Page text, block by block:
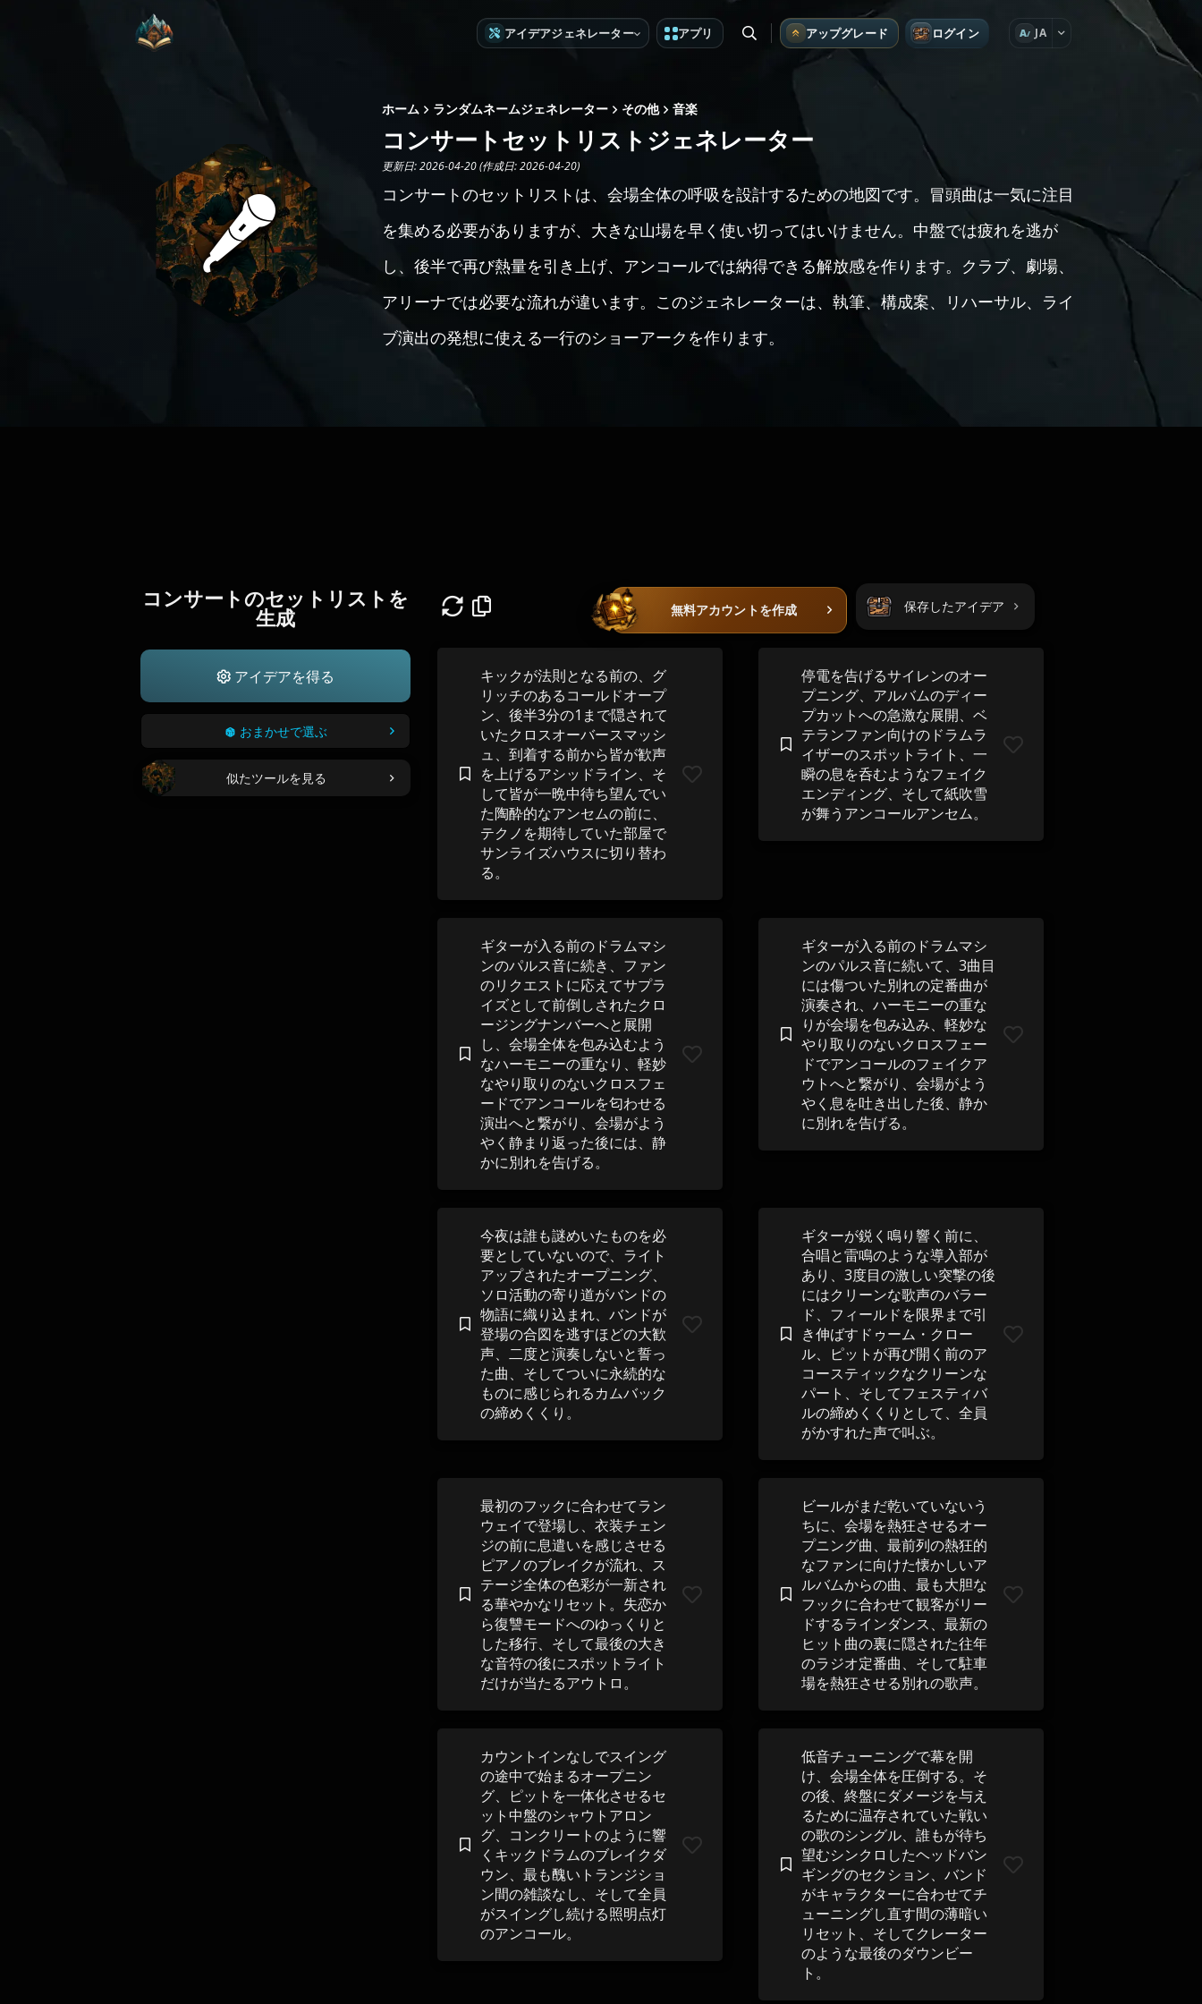
アイデアジェネレーター アプリ アップグレード ログイン A JA
ホーム ランダムネームジェネレーター その他 音楽
コンサートセットリストジェネレーター
更新日: 2026-04-20 (作成日: 2026-04-20)
コンサートのセットリストは、会場全体の呼吸を設計するための地図です。冒頭曲は一気に注目
を集める必要がありますが、大きな山場を早く使い切ってはいけません。中盤では疲れを逃が
し、後半で再び熱量を引き上げ、アンコールでは納得できる解放感を作ります。クラブ、劇場、
アリーナでは必要な流れが違います。このジェネレーターは、執筆、構成案、リハーサル、ライ
ブ演出の発想に使える一行のショーアークを作ります。
コンサートのセットリストを
生成
アイデアを得る
おまかせで選ぶ
似たツールを見る
無料アカウントを作成 保存したアイデア
キックが法則となる前の、グ
リッチのあるコールドオープ
ン、後半3分の1まで隠されて
いたクロスオーバースマッシ
ュ、到着する前から皆が歓声
を上げるアシッドライン、そ
して皆が一晩中待ち望んでい
た陶酔的なアンセムの前に、
テクノを期待していた部屋で
サンライズハウスに切り替わ
る。
停電を告げるサイレンのオー
プニング、アルバムのディー
プカットへの急激な展開、ベ
テランファン向けのドラムラ
イザーのスポットライト、一
瞬の息を呑むようなフェイク
エンディング、そして紙吹雪
が舞うアンコールアンセム。
ギターが入る前のドラムマシ
ンのパルス音に続き、ファン
のリクエストに応えてサプラ
イズとして前倒しされたクロ
ージングナンバーへと展開
し、会場全体を包み込むよう
なハーモニーの重なり、軽妙
なやり取りのないクロスフェ
ードでアンコールを匂わせる
演出へと繋がり、会場がよう
やく静まり返った後には、静
かに別れを告げる。
ギターが入る前のドラムマシ
ンのパルス音に続いて、3曲目
には傷ついた別れの定番曲が
演奏され、ハーモニーの重な
りが会場を包み込み、軽妙な
やり取りのないクロスフェー
ドでアンコールのフェイクア
ウトへと繋がり、会場がよう
やく息を吐き出した後、静か
に別れを告げる。
今夜は誰も謎めいたものを必
要としていないので、ライト
アップされたオープニング、
ソロ活動の寄り道がバンドの
物語に織り込まれ、バンドが
登場の合図を逃すほどの大歓
声、二度と演奏しないと誓っ
た曲、そしてついに永続的な
ものに感じられるカムバック
の締めくくり。
ギターが鋭く鳴り響く前に、
合唱と雷鳴のような導入部が
あり、3度目の激しい突撃の後
にはクリーンな歌声のバラー
ド、フィールドを限界まで引
き伸ばすドゥーム・クロー
ル、ピットが再び開く前のア
コースティックなクリーンな
パート、そしてフェスティバ
ルの締めくくりとして、全員
がかすれた声で叫ぶ。
最初のフックに合わせてラン
ウェイで登場し、衣装チェン
ジの前に息遣いを感じさせる
ピアノのブレイクが流れ、ス
テージ全体の色彩が一新され
る華やかなリセット。失恋か
ら復讐モードへのゆっくりと
した移行、そして最後の大き
な音符の後にスポットライト
だけが当たるアウトロ。
ビールがまだ乾いていないう
ちに、会場を熱狂させるオー
プニング曲、最前列の熱狂的
なファンに向けた懐かしいア
ルバムからの曲、最も大胆な
フックに合わせて観客がリー
ドするラインダンス、最新の
ヒット曲の裏に隠された往年
のラジオ定番曲、そして駐車
場を熱狂させる別れの歌声。
カウントインなしでスイング
の途中で始まるオープニン
グ、ピットを一体化させるセ
ット中盤のシャウトアロン
グ、コンクリートのように響
くキックドラムのブレイクダ
ウン、最も醜いトランジショ
ン間の雑談なし、そして全員
がスイングし続ける照明点灯
のアンコール。
低音チューニングで幕を開
け、会場全体を圧倒する。そ
の後、終盤にダメージを与え
るために温存されていた戦い
の歌のシングル、誰もが待ち
望むシンクロしたヘッドバン
ギングのセクション、バンド
がキャラクターに合わせてチ
ューニングし直す間の薄暗い
リセット、そしてクレーター
のような最後のダウンビー
ト。